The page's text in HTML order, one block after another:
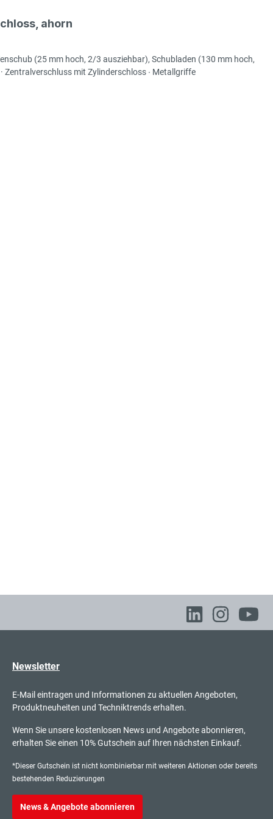
ahorn
(25 mm hoch, 2/3 ausziehbar), Schubladen (130 mm hoch,
Zentralverschluss mit Zylinderschloss ∙ Metallgriffe
Newsletter
E-Mail eintragen und Informationen zu aktuellen Angeboten,
Produktneuheiten und Techniktrends erhalten.
Wenn Sie unsere kostenlosen News und Angebote abonnieren,
erhalten Sie einen 10% Gutschein auf Ihren nächsten Einkauf.
*Dieser Gutschein ist nicht kombinierbar mit weiteren Aktionen oder bereits
bestehenden Reduzierungen
News & Angebote abonnieren